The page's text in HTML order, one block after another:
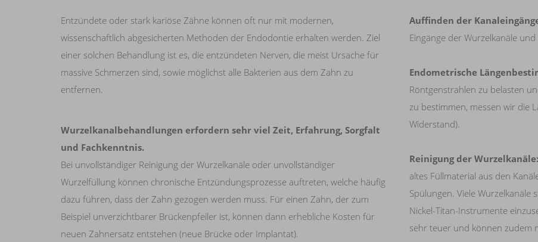
Entzündete oder stark kariöse Zähne können oft nur mit modernen,
wissenschaftlich abgesicherten Methoden der Endodontie erhalten werden. Ziel
einer solchen Behandlung ist es, die entzündeten Nerven, die meist Ursache für
massive Schmerzen sind, sowie möglichst alle Bakterien aus dem Zahn zu
entfernen.
Wurzelkanalbehandlungen erfordern sehr viel Zeit, Erfahrung, Sorgfalt
und Fachkenntnis.
Bei unvollständiger Reinigung der Wurzelkanäle oder unvollständiger
Wurzelfüllung können chronische Entzündungsprozesse auftreten, welche häufig
dazu führen, dass der Zahn gezogen werden muss. Für einen Zahn, der zum
Beispiel unverzichtbarer Brückenpfeiler ist, können dann erhebliche Kosten für
neuen Zahnersatz entstehen (neue Brücke oder Implantat).
Auffinden der
Eingänge der Wurzelkanäle
Endometrische
Röntgenstrahlen zu belasten
zu bestimmen, messen wir die
Widerstand).
Reinigung der Wurzelkanäle:
altes Füllmaterial aus den
Spülungen. Viele
Nickel-Titan-Instrumente
sehr teuer und können zudem